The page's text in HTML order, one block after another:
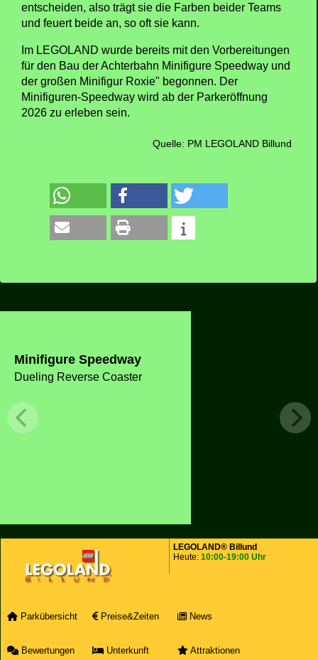
entscheiden, also trägt sie die Farben beider Teams
und feuert beide an, so oft sie kann.
Im LEGOLAND wurde bereits mit den Vorbereitungen
für den Bau der Achterbahn Minifigure Speedway und
der großen Minifigur Roxie" begonnen. Der
Minifiguren-Speedway wird ab der Parkeröffnung
2026 zu erleben sein.
Quelle: PM LEGOLAND Billund
Minifigure Speedway
Dueling Reverse Coaster
LEGOLAND® Billund
Heute: 10:00-19:00 Uhr
Parkübersicht Preise&Zeiten News
Bewertungen Unterkunft Attraktionen